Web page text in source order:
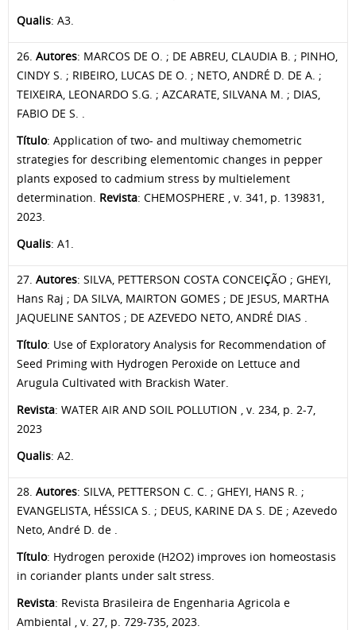
Qualis: A3.
26. Autores: MARCOS DE O. ; DE ABREU, CLAUDIA B. ; PINHO,
CINDY S. ; RIBEIRO, LUCAS DE O. ; NETO, ANDRÉ D. DE A. ;
TEIXEIRA, LEONARDO S.G. ; AZCARATE, SILVANA M. ; DIAS,
FABIO DE S. .
Título: Application of two- and multiway chemometric
strategies for describing elementomic changes in pepper
plants exposed to cadmium stress by multielement
determination. Revista: CHEMOSPHERE , v. 341, p. 139831,
2023.
Qualis: A1.
27. Autores: SILVA, PETTERSON COSTA CONCEIÇÃO ; GHEYI,
Hans Raj ; DA SILVA, MAIRTON GOMES ; DE JESUS, MARTHA
JAQUELINE SANTOS ; DE AZEVEDO NETO, ANDRÉ DIAS .
Título: Use of Exploratory Analysis for Recommendation of
Seed Priming with Hydrogen Peroxide on Lettuce and
Arugula Cultivated with Brackish Water.
Revista: WATER AIR AND SOIL POLLUTION , v. 234, p. 2-7,
2023
Qualis: A2.
28. Autores: SILVA, PETTERSON C. C. ; GHEYI, HANS R. ;
EVANGELISTA, HÉSSICA S. ; DEUS, KARINE DA S. DE ; Azevedo
Neto, André D. de .
Título: Hydrogen peroxide (H2O2) improves ion homeostasis
in coriander plants under salt stress.
Revista: Revista Brasileira de Engenharia Agricola e
Ambiental , v. 27, p. 729-735, 2023.